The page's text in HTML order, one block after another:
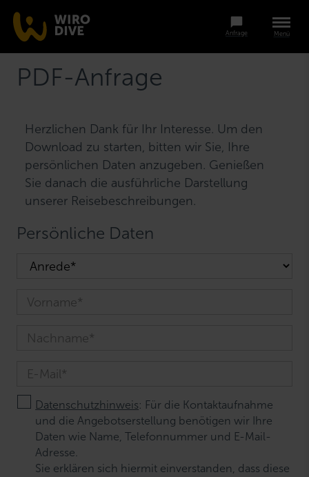
Menü
Anfrage
PDF-Anfrage
Herzlichen Dank für Ihr Interesse. Um den
Download zu starten, bitten wir Sie, Ihre
persönlichen Daten anzugeben. Genießen
Sie danach die ausführliche Darstellung
unserer Reisebeschreibungen.
Persönliche Daten
Datenschutzhinweis: Für die Kontaktaufnahme
und die Angebotserstellung benötigen wir Ihre
Daten wie Name, Telefonnummer und E-Mail-
Adresse.
Sie erklären sich hiermit einverstanden, dass diese